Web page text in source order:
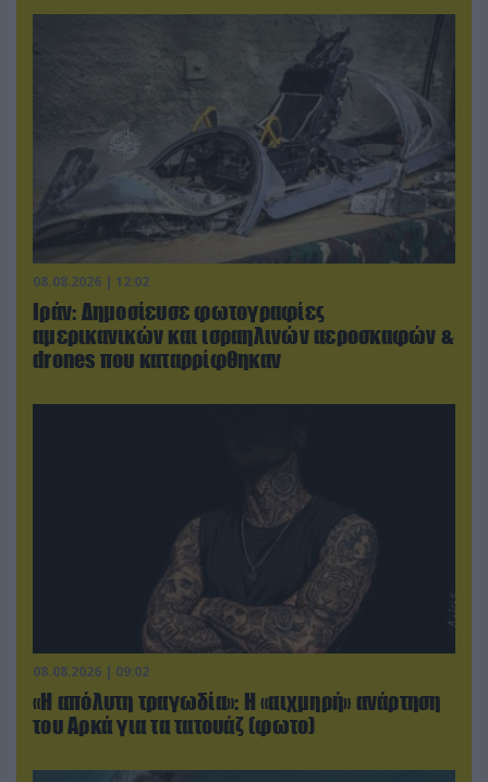
08.08.2026 | 12:02
Ιράν: Δημοσίευσε φωτογραφίες
αμερικανικών και ισραηλινών αεροσκαφών &
drones που καταρρίφθηκαν
08.08.2026 | 09:02
«Η απόλυτη τραγωδία»: Η «αιχμηρή» ανάρτηση
του Αρκά για τα τατουάζ (φωτο)